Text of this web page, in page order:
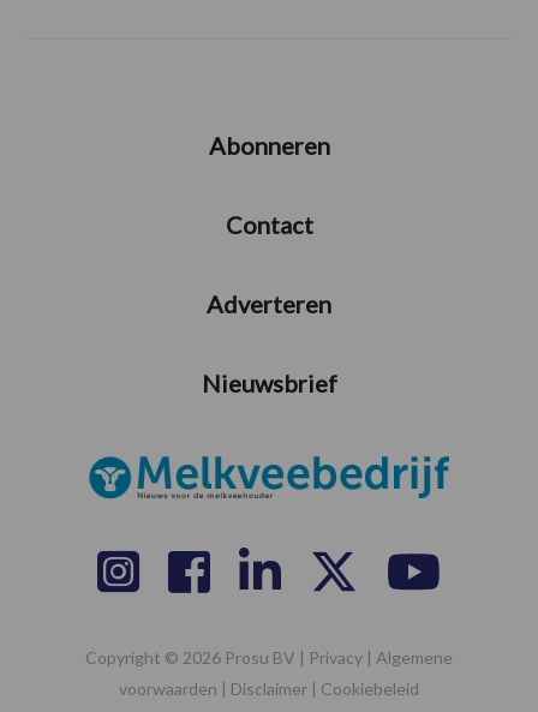
Abonneren
Contact
Adverteren
Nieuwsbrief
Copyright © 2026 Prosu BV | Privacy | Algemene
voorwaarden | Disclaimer | Cookiebeleid